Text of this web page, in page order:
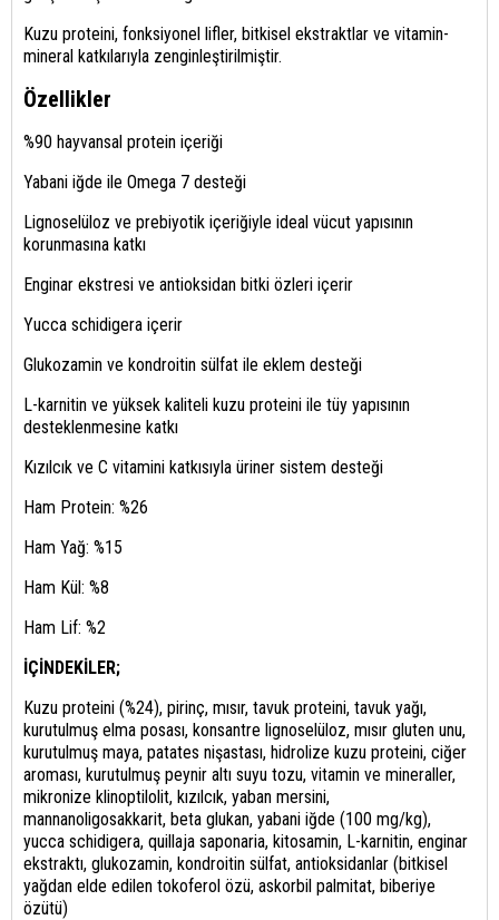
Kuzu proteini, fonksiyonel lifler, bitkisel ekstraktlar ve vitamin-
mineral katkılarıyla zenginleştirilmiştir.
Özellikler
%90 hayvansal protein içeriği
Yabani iğde ile Omega 7 desteği
Lignoselüloz ve prebiyotik içeriğiyle ideal vücut yapısının
korunmasına katkı
Enginar ekstresi ve antioksidan bitki özleri içerir
Yucca schidigera içerir
Glukozamin ve kondroitin sülfat ile eklem desteği
L-karnitin ve yüksek kaliteli kuzu proteini ile tüy yapısının
desteklenmesine katkı
Kızılcık ve C vitamini katkısıyla üriner sistem desteği
Ham Protein: %26
Ham Yağ: %15
Ham Kül: %8
Ham Lif: %2
İÇİNDEKİLER;
Kuzu proteini (%24), pirinç, mısır, tavuk proteini, tavuk yağı,
kurutulmuş elma posası, konsantre lignoselüloz, mısır gluten unu,
kurutulmuş maya, patates nişastası, hidrolize kuzu proteini, ciğer
aroması, kurutulmuş peynir altı suyu tozu, vitamin ve mineraller,
mikronize klinoptilolit, kızılcık, yaban mersini,
mannanoligosakkarit, beta glukan, yabani iğde (100 mg/kg),
yucca schidigera, quillaja saponaria, kitosamin, L-karnitin, enginar
ekstraktı, glukozamin, kondroitin sülfat, antioksidanlar (bitkisel
yağdan elde edilen tokoferol özü, askorbil palmitat, biberiye
özütü)